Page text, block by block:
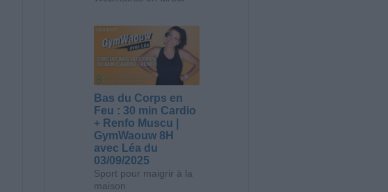
Bas du Corps en
Feu : 30 min Cardio
+ Renfo Muscu |
GymWaouw 8H
avec Léa du
03/09/2025
Sport pour maigrir à la
maison